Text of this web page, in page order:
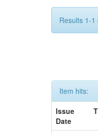
Results 1-
Item hits:
Issue
Date